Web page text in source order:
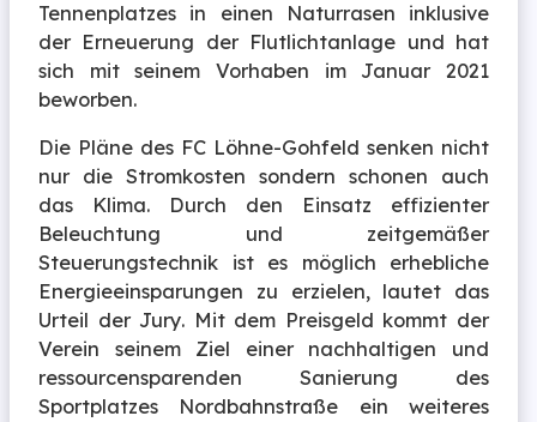
Tennenplatzes in einen Naturrasen inklusive
der Erneuerung der Flutlichtanlage und hat
sich mit seinem Vorhaben im Januar 2021
beworben.
Die Pläne des FC Löhne-Gohfeld senken nicht
nur die Stromkosten sondern schonen auch
das Klima. Durch den Einsatz effizienter
Beleuchtung und zeitgemäßer
Steuerungstechnik ist es möglich erhebliche
Energieeinsparungen zu erzielen, lautet das
Urteil der Jury. Mit dem Preisgeld kommt der
Verein seinem Ziel einer nachhaltigen und
ressourcensparenden Sanierung des
Sportplatzes Nordbahnstraße ein weiteres